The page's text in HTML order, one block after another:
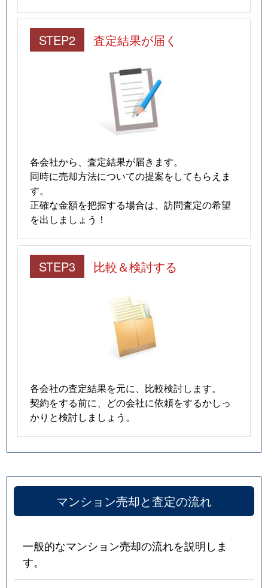
STEP2 査定結果が届く
各会社から、査定結果が届きます。
同時に売却方法についての提案をしてもらえま
す。
正確な金額を把握する場合は、訪問査定の希望
を出しましょう！
STEP3 比較＆検討する
各会社の査定結果を元に、比較検討します。
契約をする前に、どの会社に依頼をするかしっ
かりと検討しましょう。
マンション売却と査定の流れ
一般的なマンション売却の流れを説明しま
す。